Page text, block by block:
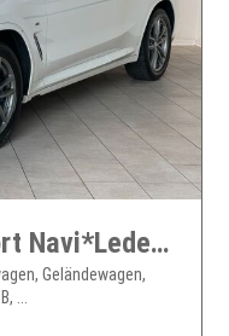
BMW X4 M40 d M-Sport Navi*Leder*LED*Panorama*HUD
Geländewagen,
...